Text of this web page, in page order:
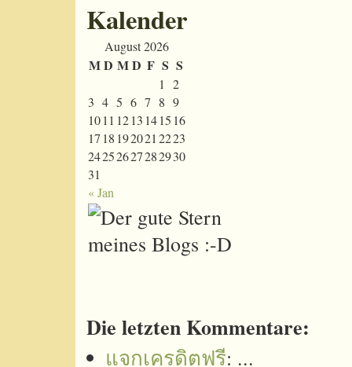
Kalender
August 2026
MD MD F S S
« Jan
1 2
3 4 5 6 7 8 9
1011 1213 1415 16
17 18 1920212223
24252627282930
31
Die letzten Kommentare:
แจกเครดิตฟรี: ...